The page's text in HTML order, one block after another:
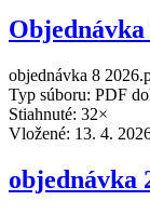
Objednávka
objednávka 8
Typ súboru: PDF
Stiahnuté: 32×
Vložené: 13. 4.
objednávka